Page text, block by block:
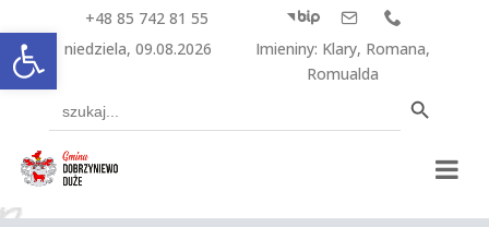
Otwórz pasek narzędzi
+48 85 742 81 55   
niedziela, 09.08.2026 Imieniny: Klary, Romana,
Romualda
for: